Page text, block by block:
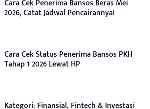
Cara Cek Penerima Bansos Beras Mei
2026, Catat Jadwal Pencairannya!
Cara Cek Status Penerima Bansos PKH
Tahap 1 2026 Lewat HP
Kategori: Finansial, Fintech & Investasi